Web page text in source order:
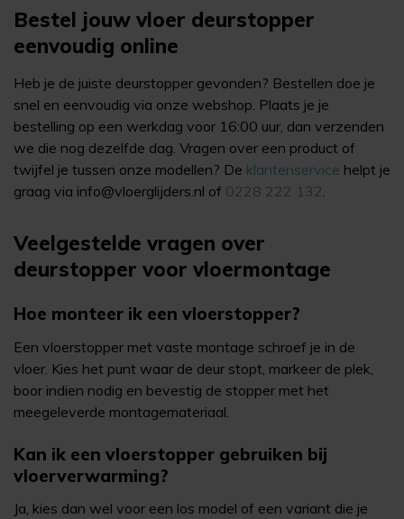
Bestel jouw vloer deurstopper
eenvoudig online
Heb je de juiste deurstopper gevonden? Bestellen doe je
snel en eenvoudig via onze webshop. Plaats je je
bestelling op een werkdag voor 16:00 uur, dan verzenden
we die nog dezelfde dag. Vragen over een product of
twijfel je tussen onze modellen? De klantenservice helpt je
graag via info@vloerglijders.nl of 0228 222 132
Veelgestelde vragen over
deurstopper voor vloermontage
Hoe monteer ik een vloerstopper?
Een vloerstopper met vaste montage schroef je in de
vloer. Kies het punt waar de deur stopt, markeer de plek,
boor indien nodig en bevestig de stopper met het
meegeleverde montagemateriaal.
Kan ik een vloerstopper gebruiken bij
vloerverwarming?
Ja, kies dan wel voor een los model of een variant die je